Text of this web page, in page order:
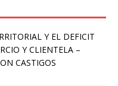
Y EL DEFICIT
Y CLIENTELA –
CASTIGOS